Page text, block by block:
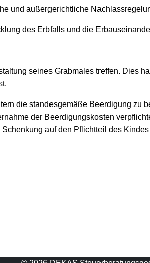
und außergerichtliche
des Erbfalls und die
seines Grabmales treffen. Dies
die standesgemäße Beerdigung
der Beerdigungskosten
auf den Pflichtteil des